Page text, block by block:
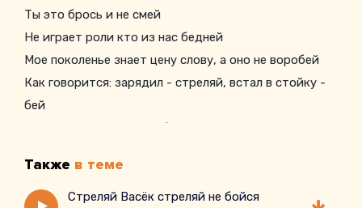
Ты это брось и не смей
Не играет роли кто из нас бедней
Мое поколенье знает цену слову, а оно не воробей
Как говорится: зарядил - стреляй, встал в стойку -
бей
Ну, мы посмотрим, кто быстрей
Этакая смесь местами
Родился чтоб блистать
Также в теме
Стреляй Васёк стреляй не бойся